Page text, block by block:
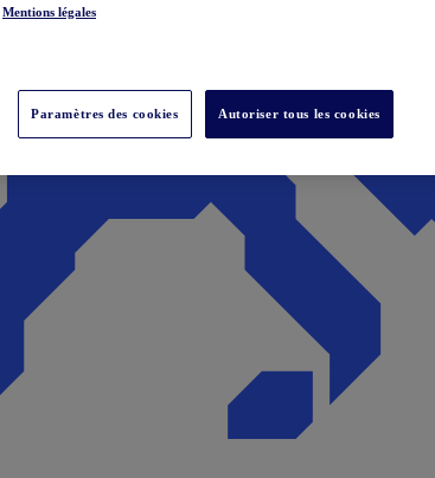
Mentions légales
Paramètres des cookies Autoriser tous les cookies